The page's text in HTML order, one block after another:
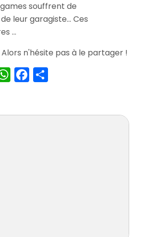
souffrent de
leur garagiste… Ces
…
n'hésite pas à le partager !
WhatsAppFacebook